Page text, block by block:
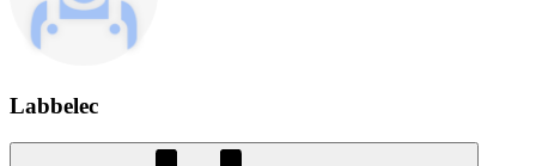
Labbelec